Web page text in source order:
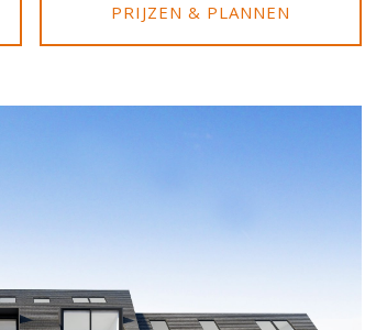
PRIJZEN & PLANNEN